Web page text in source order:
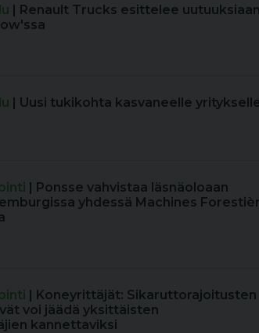
| Renault Trucks esittelee uutuuksiaan
| Uusi tukikohta kasvaneelle
| Ponsse vahvistaa läsnäoloaan
yhdessä Machines
| Koneyrittäjät: Sikaruttorajoitusten
voi jäädä yksittäisten
kannettaviksi